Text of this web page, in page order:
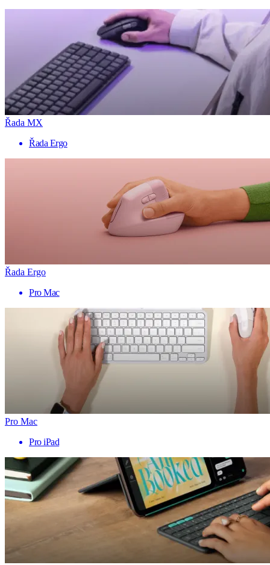
Řada MX
Řada Ergo
Řada Ergo
Pro Mac
Pro Mac
Pro iPad